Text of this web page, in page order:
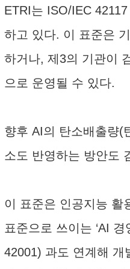
ETRI는 ISO/IEC
하고 있다. 이 표준은
하거나, 제3의 기관이
으로 운영될 수 있다.
향후 AI의 탄소배출량(
소도 반영하는 방안도
이 표준은 인공지능 활
표준으로 쓰이는 ‘AI
42001) 과도 연계해 개